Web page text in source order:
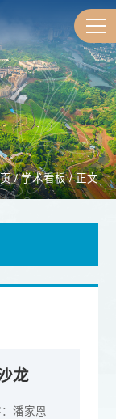
/学术看板/正文
龙
潘家恩